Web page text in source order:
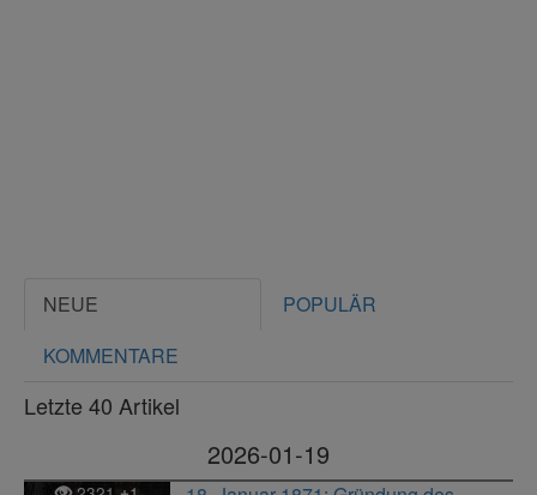
NEUE
POPULÄR
KOMMENTARE
Letzte 40 Artikel
2026-01-19